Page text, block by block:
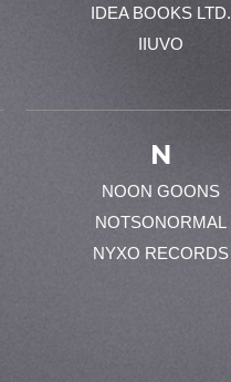
IDEA BOOKS LTD.
IIUVO
N
NOON GOONS
NOTSONORMAL
NYXO RECORDS